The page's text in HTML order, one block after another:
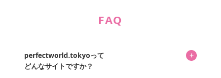
FAQ
perfectworld.tokyoって
どんなサイトですか？
+